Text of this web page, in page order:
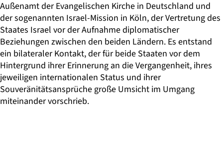
Außenamt der Evangelischen Kirche in Deutschland und
der sogenannten Israel-Mission in Köln, der Vertretung des
Staates Israel vor der Aufnahme diplomatischer
Beziehungen zwischen den beiden Ländern. Es entstand
ein bilateraler Kontakt, der für beide Staaten vor dem
Hintergrund ihrer Erinnerung an die Vergangenheit, ihres
jeweiligen internationalen Status und ihrer
Souveränitätsansprüche große Umsicht im Umgang
miteinander vorschrieb.